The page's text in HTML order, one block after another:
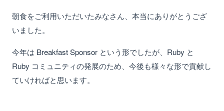
朝食をご利用いただいたみなさん、本当にありがとうござ
いました。
今年は Breakfast Sponsor という形でしたが、Ruby と
Ruby コミュニティの発展のため、今後も様々な形で貢献し
ていければと思います。